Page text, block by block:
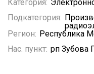
Категория:
Подкатегория:
Регион: Республика
Нас. пункт: рп Зубова